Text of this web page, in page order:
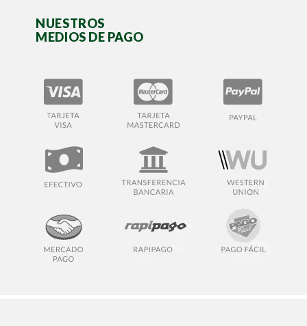
NUESTROS
MEDIOS DE PAGO